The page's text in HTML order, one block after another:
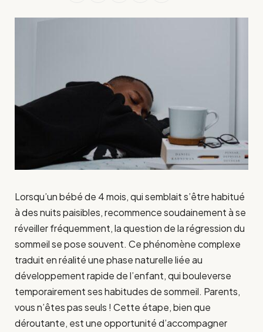
Lorsqu’un bébé de 4 mois, qui semblait s’être habitué
à des nuits paisibles, recommence soudainement à se
réveiller fréquemment, la question de la régression du
sommeil se pose souvent. Ce phénomène complexe
traduit en réalité une phase naturelle liée au
développement rapide de l’enfant, qui bouleverse
temporairement ses habitudes de sommeil. Parents,
vous n’êtes pas seuls ! Cette étape, bien que
déroutante, est une opportunité d’accompagner